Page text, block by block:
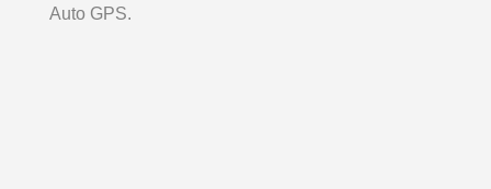
Auto GPS.